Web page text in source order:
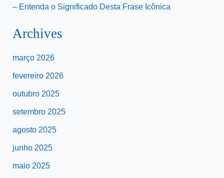
– Entenda o Significado Desta Frase Icônica
Archives
março 2026
fevereiro 2026
outubro 2025
setembro 2025
agosto 2025
junho 2025
maio 2025